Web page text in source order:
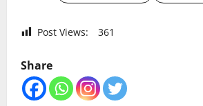
Post Views: 361
Share